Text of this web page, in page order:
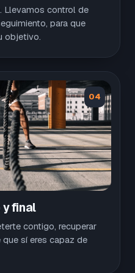
Llevamos control de
para que
objetivo.
04
y final
contigo, recuperar
sí eres capaz de